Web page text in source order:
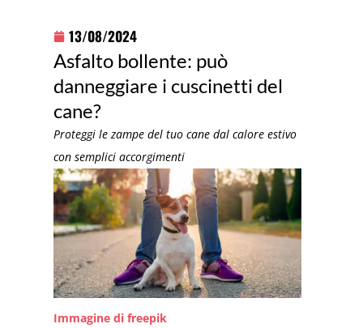
13/08/2024
Asfalto bollente: può
danneggiare i cuscinetti del
cane?
Proteggi le zampe del tuo cane dal calore estivo
con semplici accorgimenti
Immagine di freepik